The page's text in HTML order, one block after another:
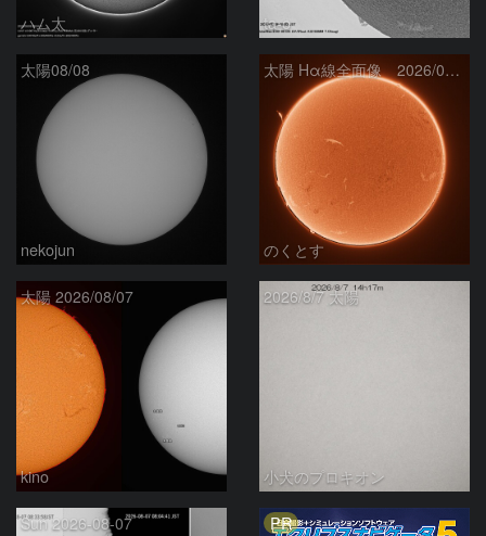
ハム太 ta-o
太陽08/08
nekojun
太陽 Hα線全面像 2026/08/08
のくとす
太陽 2026/08/07
kino
2026/8/7 太陽
小犬のプロキオン
Sun 2026-08-07 PR